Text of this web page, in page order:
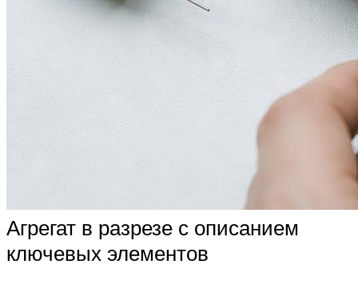
Агрегат в разрезе с описанием
ключевых элементов